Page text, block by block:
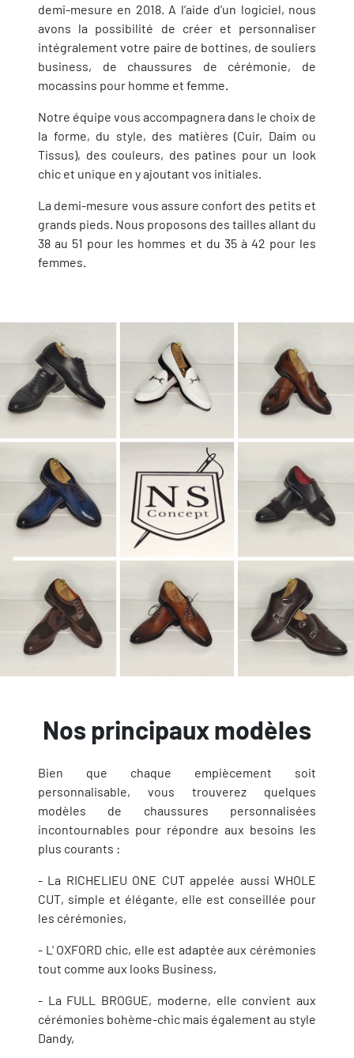
demi-mesure en 2018. A l’aide d’un logiciel, nous
avons la possibilité de créer et personnaliser
intégralement votre paire de bottines, de souliers
business, de chaussures de cérémonie, de
mocassins pour homme et femme.
Notre équipe vous accompagnera dans le choix de
la forme, du style, des matières (Cuir, Daim ou
Tissus), des couleurs, des patines pour un look
chic et unique en y ajoutant vos initiales.
La demi-mesure vous assure confort des petits et
grands pieds. Nous proposons des tailles allant du
38 au 51 pour les hommes et du 35 à 42 pour les
femmes.
Nos principaux modèles
Bien que chaque empiècement soit
personnalisable, vous trouverez quelques
modèles de chaussures personnalisées
incontournables pour répondre aux besoins les
plus courants :
- La RICHELIEU ONE CUT appelée aussi WHOLE
CUT, simple et élégante, elle est conseillée pour
les cérémonies,
- L' OXFORD chic, elle est adaptée aux cérémonies
tout comme aux looks Business,
- La FULL BROGUE, moderne, elle convient aux
cérémonies bohème-chic mais également au style
Dandy,